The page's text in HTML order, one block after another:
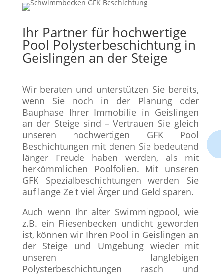
Ihr Partner für hochwertige
Pool Polysterbeschichtung in
Geislingen an der Steige
Wir beraten und unterstützen Sie bereits,
wenn Sie noch in der Planung oder
Bauphase Ihrer Immobilie in Geislingen
an der Steige sind – Vertrauen Sie gleich
unseren hochwertigen GFK Pool
Beschichtungen mit denen Sie bedeutend
länger Freude haben werden, als mit
herkömmlichen Poolfolien. Mit unseren
GFK Spezialbeschichtungen werden Sie
auf lange Zeit viel Ärger und Geld sparen.
Auch wenn Ihr alter Swimmingpool, wie
z.B. ein Fliesenbecken undicht geworden
ist, können wir Ihren Pool in Geislingen an
der Steige und Umgebung wieder mit
unseren langlebigen
Polysterbeschichtungen rasch und